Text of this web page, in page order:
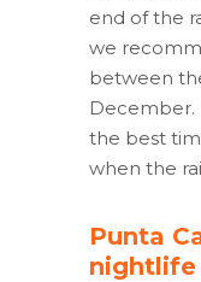
end of the
we
between
December.
the best
when the
Punta
nightlife